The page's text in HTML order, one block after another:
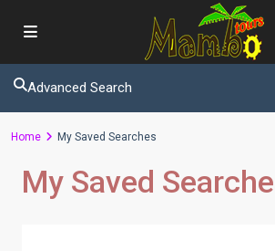
Advanced Search
Home My Saved Searches
My Saved